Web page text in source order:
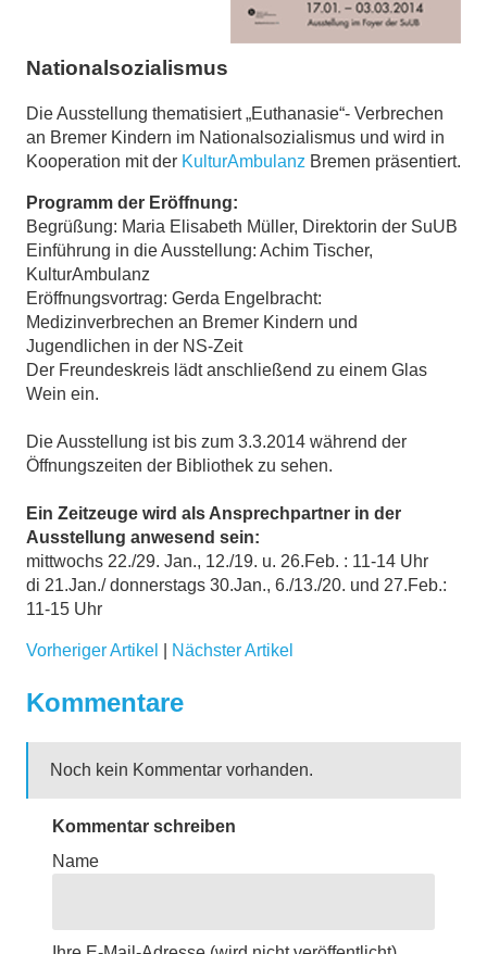
Nationalsozialismus
Die Ausstellung thematisiert „Euthanasie“- Verbrechen
an Bremer Kindern im Nationalsozialismus und wird in
Kooperation mit der KulturAmbulanz Bremen präsentiert.
Programm der Eröffnung:
Begrüßung: Maria Elisabeth Müller, Direktorin der SuUB
Einführung in die Ausstellung: Achim Tischer,
KulturAmbulanz
Eröffnungsvortrag: Gerda Engelbracht:
Medizinverbrechen an Bremer Kindern und
Jugendlichen in der NS-Zeit
Der Freundeskreis lädt anschließend zu einem Glas
Wein ein.
Die Ausstellung ist bis zum 3.3.2014 während der
Öffnungszeiten der Bibliothek zu sehen.
Ein Zeitzeuge wird als Ansprechpartner in der
Ausstellung anwesend sein:
mittwochs 22./29. Jan., 12./19. u. 26.Feb. : 11-14 Uhr
di 21.Jan./ donnerstags 30.Jan., 6./13./20. und 27.Feb.:
11-15 Uhr
Vorheriger Artikel Nächster Artikel
Kommentare
Noch kein Kommentar vorhanden.
Kommentar schreiben
Name